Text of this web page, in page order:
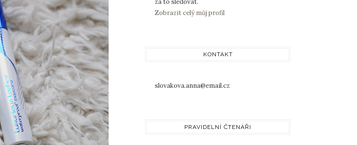
Zobrazit celý můj profil
KONTAKT
slovakova.anna@email.cz
PRAVIDELNÍ ČTENÁŘI